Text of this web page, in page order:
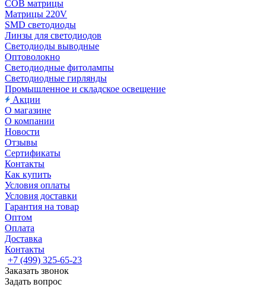
COB матрицы
Матрицы 220V
SMD светодиоды
Линзы для светодиодов
Светодиоды выводные
Оптоволокно
Светодиодные фитолампы
Светодиодные гирлянды
Промышленное и складское освещение
Акции
О магазине
О компании
Новости
Отзывы
Сертификаты
Контакты
Как купить
Условия оплаты
Условия доставки
Гарантия на товар
Оптом
Оплата
Доставка
Контакты
+7 (499) 325-65-23
Заказать звонок
Задать вопрос